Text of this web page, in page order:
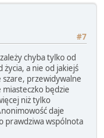
#7
chyba tylko od
a nie od jakiejś
szare, przewidywalne
będzie
niż tylko
daje
prawdziwa wspólnota